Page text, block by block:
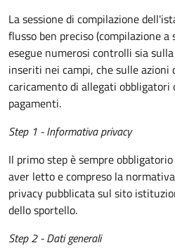
La sessione di compilazione
flusso ben preciso (compilazione
esegue numerosi controlli sia
inseriti nei campi, che sulle azioni
caricamento di allegati
pagamenti.
Step 1 - Informativa privacy
Il primo step è sempre
aver letto e compreso la
privacy pubblicata sul sito
dello sportello.
Step 2 - Dati generali